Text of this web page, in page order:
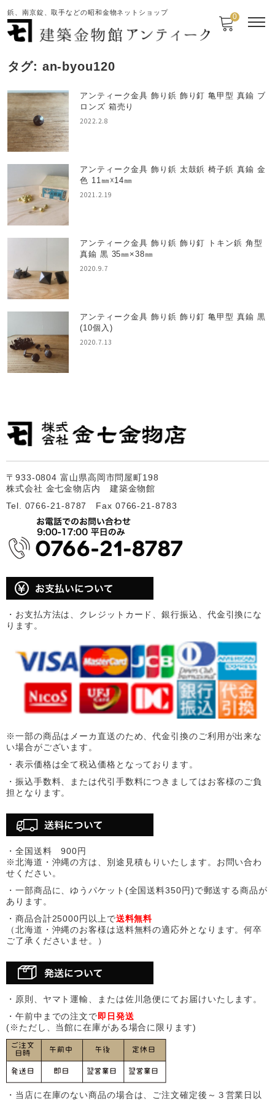
鋲、南京錠、取手などの昭和金物ネットショップ 0
タグ: an-byou120
アンティーク金具 飾り鋲 飾り釘 亀甲型 真鍮 ブ
ロンズ 箱売り
2022.2.8
アンティーク金具 飾り鋲 太鼓鋲 椅子鋲 真鍮 金
色 11㎜☓14㎜
2021.2.19
アンティーク金具 飾り鋲 飾り釘 トキン鋲 角型
真鍮 黒 35㎜×38㎜
2020.9.7
アンティーク金具 飾り鋲 飾り釘 亀甲型 真鍮 黒
(10個入)
2020.7.13
〒933-0804 富山県高岡市問屋町198
株式会社 金七金物店内 建築金物館
Tel. 0766-21-8787 Fax 0766-21-8783
・お支払方法は、クレジットカード、銀行振込、代金引換にな
ります。
※一部の商品はメーカ直送のため、代金引換のご利用が出来な
い場合がございます。
・表示価格は全て税込価格となっております。
・振込手数料、または代引手数料につきましてはお客様のご負
担となります。
・全国送料 900円
※北海道・沖縄の方は、別途見積もりいたします。お問い合わ
せください。
・一部商品に、ゆうパケット(全国送料350円)で郵送する商品が
あります。
・商品合計25000円以上で送料無料
（北海道・沖縄のお客様は送料無料の適応外となります。何卒
ご了承くださいませ。）
・原則、ヤマト運輸、または佐川急便にてお届けいたします。
・午前中までの注文で即日発送
(※ただし、当館に在庫がある場合に限ります)
・当店に在庫のない商品の場合は、ご注文確定後～３営業日以